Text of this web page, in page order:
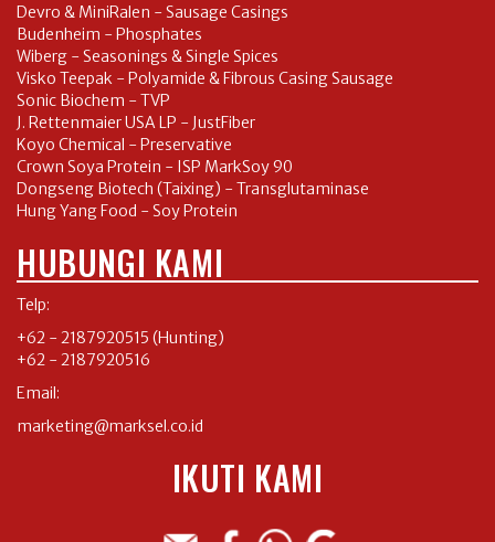
Devro & MiniRalen - Sausage Casings
Budenheim - Phosphates
Wiberg - Seasonings & Single Spices
Visko Teepak - Polyamide & Fibrous Casing Sausage
Sonic Biochem - TVP
J. Rettenmaier USA LP - JustFiber
Koyo Chemical - Preservative
Crown Soya Protein - ISP MarkSoy 90
Dongseng Biotech (Taixing) - Transglutaminase
Hung Yang Food - Soy Protein
HUBUNGI KAMI
Telp:
+62 - 2187920515 (Hunting)
+62 - 2187920516
Email:
marketing@marksel.co.id
IKUTI KAMI